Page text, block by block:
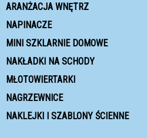
ARANŻACJA WNĘTRZ
NAPINACZE
MINI SZKLARNIE DOMOWE
NAKŁADKI NA SCHODY
MŁOTOWIERTARKI
NAGRZEWNICE
NAKLEJKI I SZABLONY ŚCIENNE